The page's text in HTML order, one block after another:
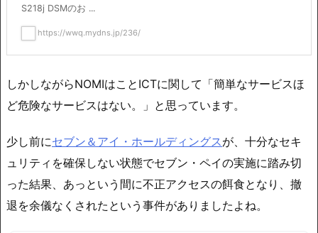
S218j DSMのお ...
https://wwq.mydns.jp/236/
しかしながらNOMIはことICTに関して「簡単なサービスほ
ど危険なサービスはない。」と思っています。
少し前にセブン＆アイ・ホールディングス が、十分なセキ
ュリティを確保しない状態でセブン・ペイの実施に踏み切
った結果、あっという間に不正アクセスの餌食となり、撤
退を余儀なくされたという事件がありましたよね。